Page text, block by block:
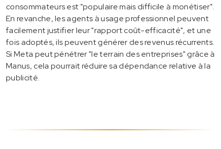
consommateurs est "populaire mais difficile à monétiser".
En revanche, les agents à usage professionnel peuvent
facilement justifier leur "rapport coût-efficacité", et une
fois adoptés, ils peuvent générer des revenus récurrents.
Si Meta peut pénétrer "le terrain des entreprises" grâce à
Manus, cela pourrait réduire sa dépendance relative à la
publicité.